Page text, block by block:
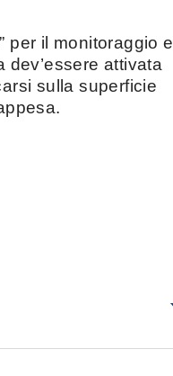
per il monitoraggio e
attivata
sulla superficie